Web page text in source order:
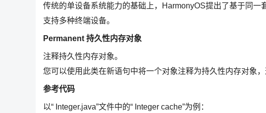
传统的单设备系统能力的基础上，HarmonyOS提出了基于同
支持多种终端设备。
Permanent 持久性内存对象
注释持久性内存对象。
您可以使用此类在新语句中将一个对象注释为持久性内存对象
参考代码
以“ Integer.java”文件中的“ Integer cache”为例：